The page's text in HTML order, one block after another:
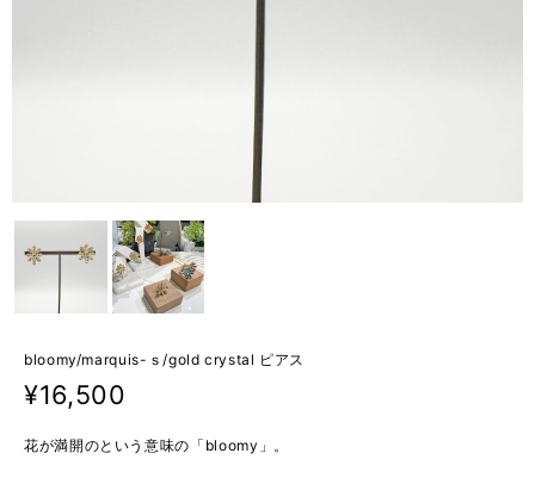
bloomy/marquis-ｓ/gold crystal ピアス
¥16,500
花が満開のという意味の「bloomy」。